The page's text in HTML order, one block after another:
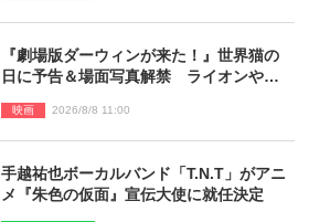
『劇場版ダーウィンが来た！』世界猫の
日に予告＆場面写真解禁 ライオンやマ
映画 2026/8/8 11:00
手越祐也ボーカルバンド「T.N.T」がアニ
メ『朱色の仮面』宣伝大使に就任決定